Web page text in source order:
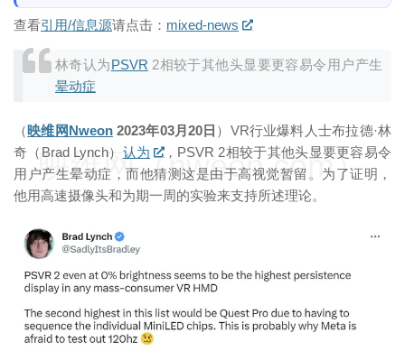
查看引用/信息源请点击： mixed-news
林奇认为PSVR 2相较于其他头显要更容易令用户产生
晕动症
（映维网Nweon2023年03月20日 ）VR行业爆料人士布拉德·林
奇（Brad Lynch） 认为
，PSVR 2相较于其他头显要更容易令
用户产生晕动症，而他猜测这是由于高视觉暂留。为了证明，
他用高速摄像头和为期一周的实验来支持所述理论。
映维网（nweon.com）